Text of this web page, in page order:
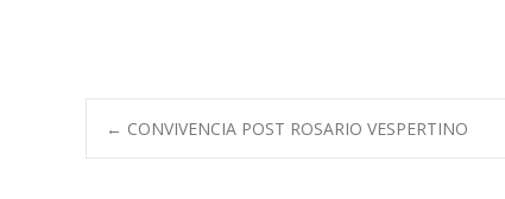
Navegación
← CONVIVENCIA POST ROSARIO VESPERTINO